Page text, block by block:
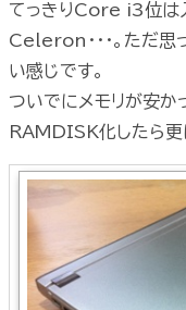
てっきりCore i3位は
Celeron・・・。ただ
い感じです。
ついでにメモリが安
RAMDISK化したら更